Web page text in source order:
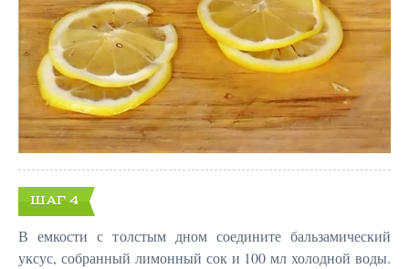
ШАГ 4
В емкости с толстым дном соедините бальзамический
уксус, собранный лимонный сок и 100 мл холодной воды.